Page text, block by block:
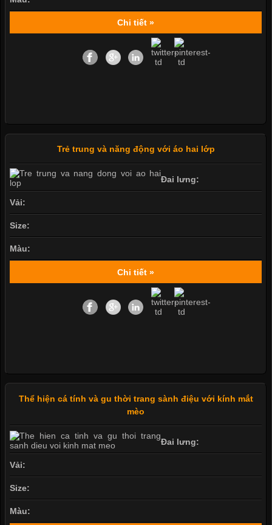
Chi tiết »
Trẻ trung và năng động với áo hai lớp
Đai lưng:
Vải:
Size:
Màu:
Chi tiết »
Thể hiện cá tính và gu thời trang sành điệu với kính mắt
mèo
Đai lưng:
Vải:
Size:
Màu: